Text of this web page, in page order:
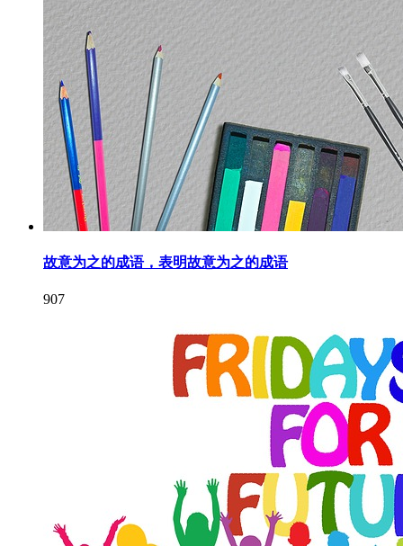
故意为之的成语，表明故意为之的成语
907